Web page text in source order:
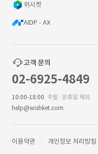
위시켓
AIDP - AX
고객 문의
02-6925-4849
10:00-18:00 주말·공휴일 제외
help@wishket.com
이용약관 개인정보 처리방침